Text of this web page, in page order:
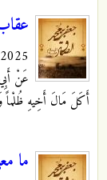
08:10
عَنْ
أَكَلَ مَالَ أَخِيهِ ظُلْماً
ما